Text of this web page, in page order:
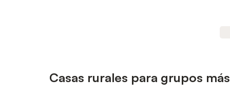
Casas rurales para grupos